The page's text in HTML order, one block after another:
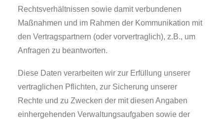
Rechtsverhältnissen sowie damit verbundenen
Maßnahmen und im Rahmen der Kommunikation mit
den Vertragspartnern (oder vorvertraglich), z.B., um
Anfragen zu beantworten.
Diese Daten verarbeiten wir zur Erfüllung unserer
vertraglichen Pflichten, zur Sicherung unserer
Rechte und zu Zwecken der mit diesen Angaben
einhergehenden Verwaltungsaufgaben sowie der